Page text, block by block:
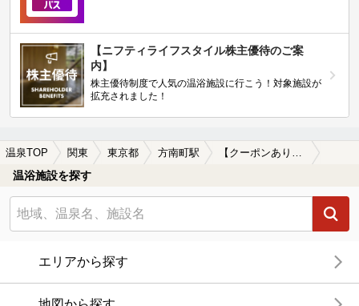
【ニフティライフスタイル株主優待のご案
内】
株主優待制度で人気の温浴施設に行こう！対象施設が
拡充されました！
温泉TOP 関東 東京都 方南町駅
温浴施設を探す
エリアから探す